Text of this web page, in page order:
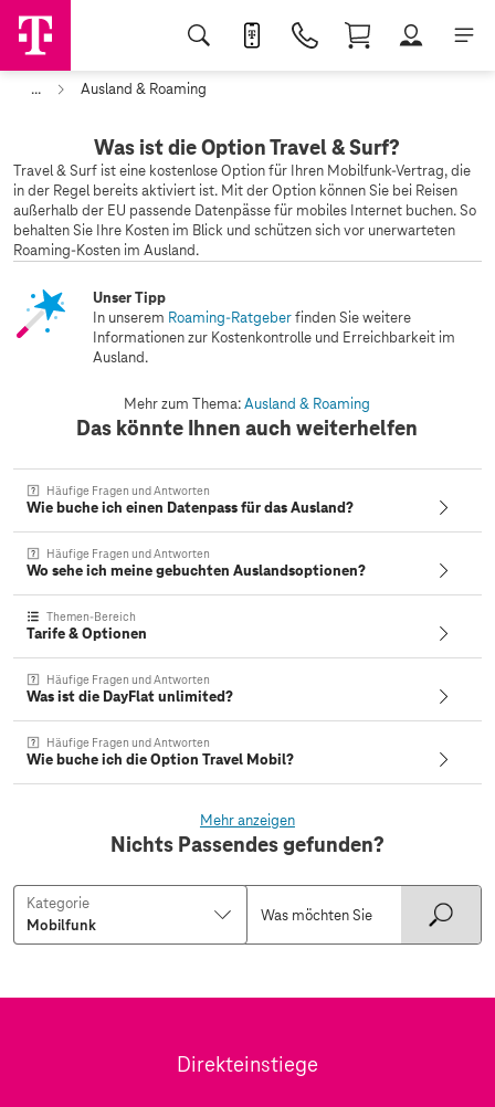
... Ausland & Roaming
Was ist die Option Travel & Surf?
Travel & Surf ist eine kostenlose Option für Ihren Mobilfunk-Vertrag, die
in der Regel bereits aktiviert ist. Mit der Option können Sie bei Reisen
außerhalb der EU passende Datenpässe für mobiles Internet buchen. So
behalten Sie Ihre Kosten im Blick und schützen sich vor unerwarteten
Roaming-Kosten im Ausland.
Unser Tipp
In unserem Roaming-Ratgeberfinden Sie weitere
Informationen zur Kostenkontrolle und Erreichbarkeit im
Ausland.
Mehr zum Thema:Ausland & Roaming
Das könnte Ihnen auch weiterhelfen
Häufige Fragen und Antworten
Wie buche ich einen Datenpass für das Ausland?
Häufige Fragen und Antworten
Wo sehe ich meine gebuchten Auslandsoptionen?
Themen-Bereich
Tarife & Optionen
Häufige Fragen und Antworten
Was ist die DayFlat unlimited?
Häufige Fragen und Antworten
Wie buche ich die Option Travel Mobil?
Mehr anzeigen
Nichts Passendes gefunden?
Kategorie
Direkteinstiege